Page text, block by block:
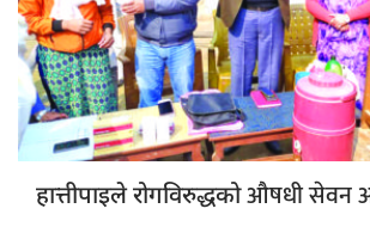
हात्तीपाइले रोगविरुद्धकोऔषधी सेवन